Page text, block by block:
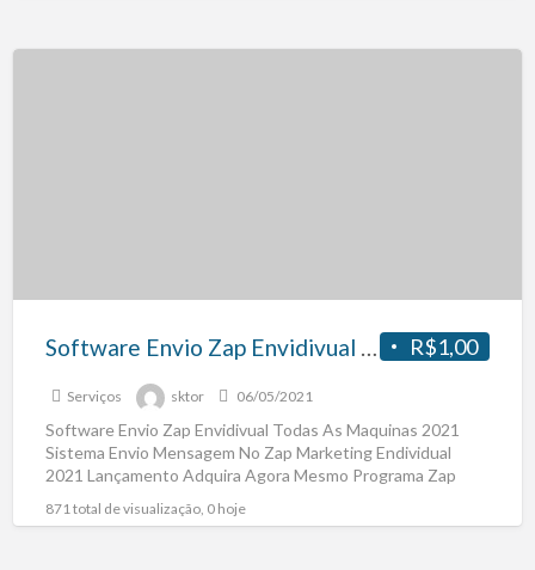
R$1,00
Software Envio Zap Envidivual Todas As Maquinas 2021
Serviços sktor 06/05/2021
Software Envio Zap Envidivual Todas As Maquinas 2021
Sistema Envio Mensagem No Zap Marketing Endividual
2021 Lançamento Adquira Agora Mesmo Programa Zap
871 total de visualização, 0 hoje